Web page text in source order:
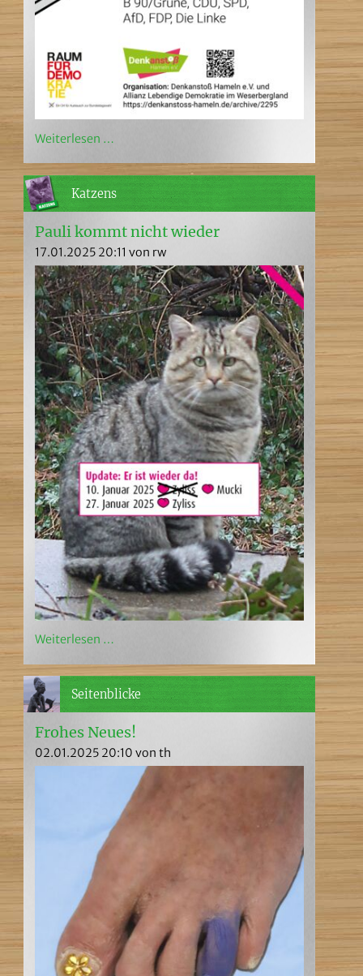
Weiterlesen …
Katzens
Pauli kommt nicht wieder
17.01.2025 20:11 von rw
Weiterlesen …
Seitenblicke
Frohes Neues!
02.01.2025 20:10 von th